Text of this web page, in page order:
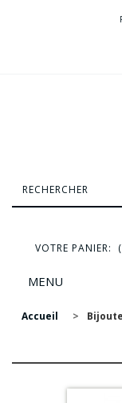
VOTRE PANIER:
MENU
Accueil >